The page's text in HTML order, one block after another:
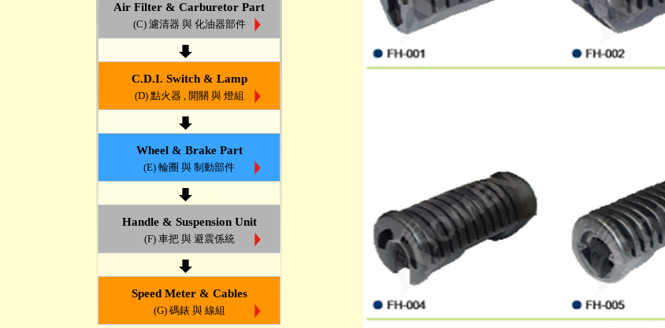
Air Filter & Carburetor Part
(C) 濾清器 與 化油器部件
C.D.I. Switch & Lamp
(D) 點火器 , 開關 與 燈組
Wheel & Brake Part
(E) 輪圈 與 制動部件
Handle & Suspension Unit
(F) 車把 與 避震係統
Speed Meter & Cables
(G) 碼錶 與 線組